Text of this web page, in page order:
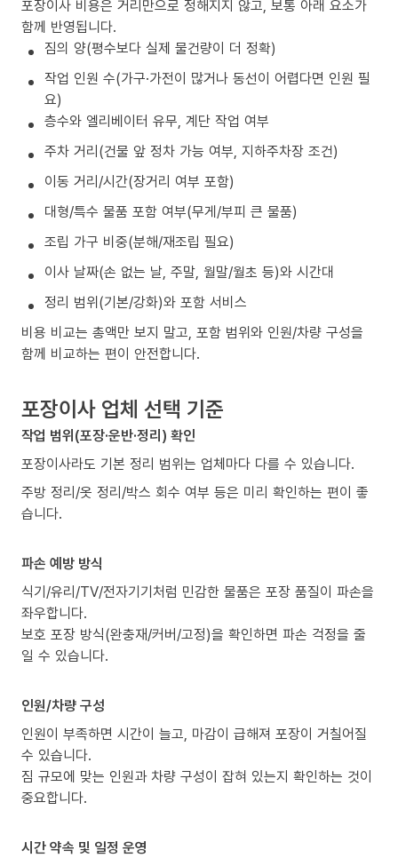
포장이사 비용은 거리만으로 정해지지 않고, 보통 아래 요소가
함께 반영됩니다.
짐의 양(평수보다 실제 물건량이 더 정확)
작업 인원 수(가구·가전이 많거나 동선이 어렵다면 인원 필
요)
층수와 엘리베이터 유무, 계단 작업 여부
주차 거리(건물 앞 정차 가능 여부, 지하주차장 조건)
이동 거리/시간(장거리 여부 포함)
대형/특수 물품 포함 여부(무게/부피 큰 물품)
조립 가구 비중(분해/재조립 필요)
이사 날짜(손 없는 날, 주말, 월말/월초 등)와 시간대
정리 범위(기본/강화)와 포함 서비스
비용 비교는 총액만 보지 말고, 포함 범위와 인원/차량 구성을
함께 비교하는 편이 안전합니다.
포장이사 업체 선택 기준
작업 범위(포장·운반·정리) 확인
포장이사라도 기본 정리 범위는 업체마다 다를 수 있습니다.
주방 정리/옷 정리/박스 회수 여부 등은 미리 확인하는 편이 좋
습니다.
파손 예방 방식
식기/유리/TV/전자기기처럼 민감한 물품은 포장 품질이 파손을
좌우합니다.
보호 포장 방식(완충재/커버/고정)을 확인하면 파손 걱정을 줄
일 수 있습니다.
인원/차량 구성
인원이 부족하면 시간이 늘고, 마감이 급해져 포장이 거칠어질
수 있습니다.
짐 규모에 맞는 인원과 차량 구성이 잡혀 있는지 확인하는 것이
중요합니다.
시간 약속 및 일정 운영